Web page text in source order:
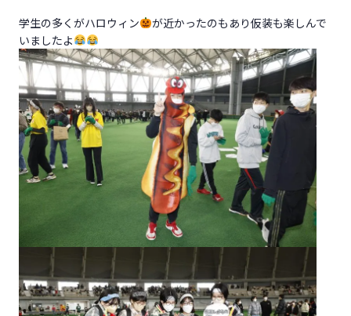
学生の多くがハロウィン
が近かったのもあり仮装も楽しんで
いましたよ